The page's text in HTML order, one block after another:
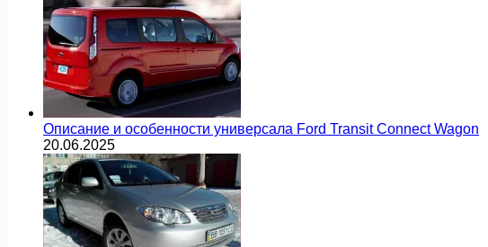
Описание и особенности универсала Ford Transit Connect Wagon
20.06.2025